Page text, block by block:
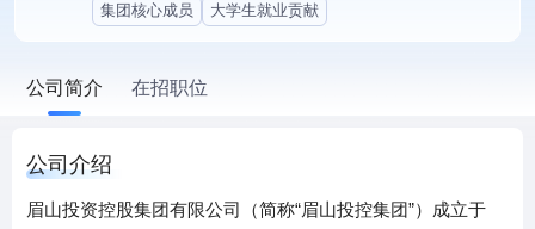
集团核心成员
大学生就业贡献
公司简介 在招职位
公司介绍
眉山投资控股集团有限公司（简称“眉山投控集团”）成立于